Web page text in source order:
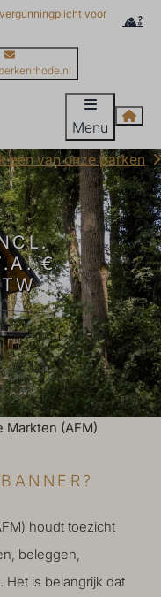
voor
Menu
€
een van onze parken
(AFM)
houdt toezicht
beleggen,
is belangrijk dat